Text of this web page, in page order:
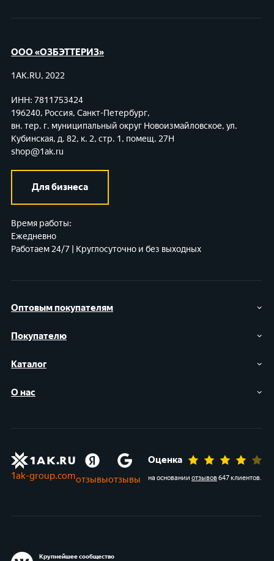
Оптовым покупателям
Покупателю
Каталог
О нас
ООО «ОЗБЭТТЕРИЗ»
1AK.RU, 2022
ИНН: 7811753424
196240, Россия, Санкт-Петербург,
вн. тер. г. муниципальный округ Новоизмайловское, ул.
Кубинская, д. 82, к. 2, стр. 1, помещ. 27Н
shop@1ak.ru
Для бизнеса
Время работы:
Ежедневно
Работаем 24/7 | Круглосуточно и без выходных
1ak-group.comотзывыотзывы
Оценка
на основании отзывов647 клиентов.
Крупнейшее сообщество